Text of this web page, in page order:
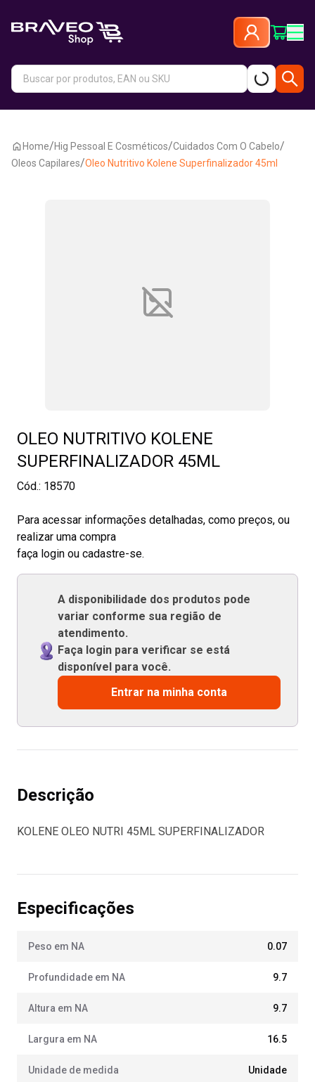
Home/Hig Pessoal E Cosméticos/Cuidados Com O Cabelo/
Oleos Capilares/Oleo Nutritivo Kolene Superfinalizador 45ml
OLEO NUTRITIVO KOLENE
SUPERFINALIZADOR 45ML
Cód.: 18570
Para acessar informações detalhadas, como preços, ou
realizar uma compra
faça login ou cadastre-se.
A disponibilidade dos produtos pode
variar conforme sua região de
atendimento.
Faça login para verificar se está
disponível para você.
Entrar na minha conta
Descrição
KOLENE OLEO NUTRI 45ML SUPERFINALIZADOR
Especificações
Peso em NA 0.07
Profundidade em NA 9.7
Altura em NA 9.7
Largura em NA 16.5
Unidade de medida Unidade